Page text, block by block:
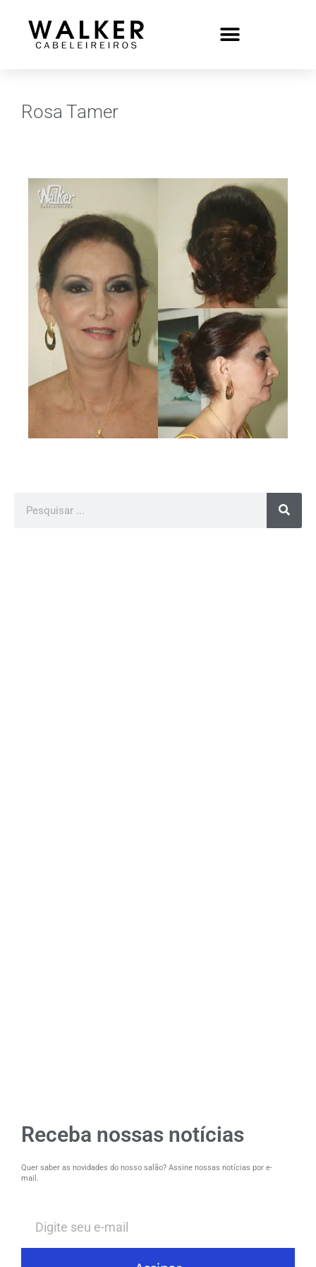
Rosa Tamer
Receba nossas notícias
Quer saber as novidades do nosso salão? Assine nossas notícias por e-
mail.